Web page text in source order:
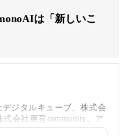
は「新しいこ
ジタルキューブ、株式会
会社爽育community、ア
銀行」への内部リンクを